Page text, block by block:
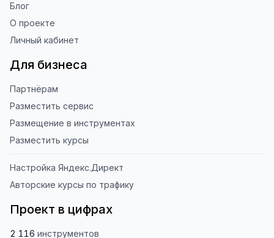
Блог
О проекте
Личный кабинет
Для бизнеса
Партнёрам
Разместить сервис
Размещение в инструментах
Разместить курсы
Настройка Яндекс.Директ
Авторские курсы по трафику
Проект в цифрах
2 116 инструментов